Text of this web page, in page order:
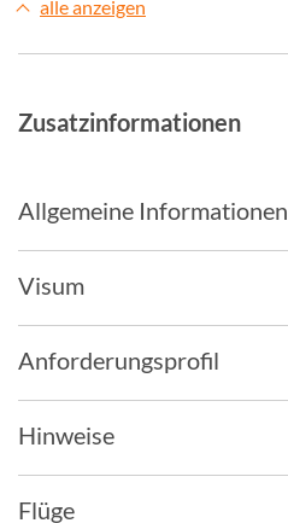
alle anzeigen
Zusatzinformationen
Allgemeine Informationen
Visum
Anforderungsprofil
Hinweise
Flüge